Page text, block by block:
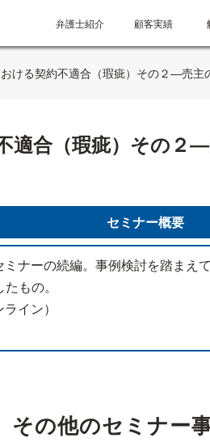
弁護士紹介 顧客実績
ける契約不適合（瑕疵）その２―売
適合（瑕疵）その２
セミナー概要
ミナーの続編。事例検討を踏まえ
もの。
イン）
その他のセミナー